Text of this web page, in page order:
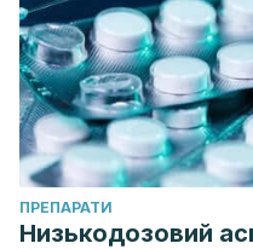
ПРЕПАРАТИ
Низькодозовий